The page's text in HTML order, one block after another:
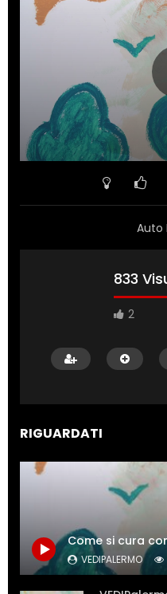
Auto
833
2
RIGUARDATI
VEDIPALERMO